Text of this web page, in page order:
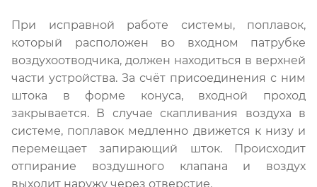
При исправной работе системы, поплавок,
который расположен во входном патрубке
воздухоотводчика, должен находиться в верхней
части устройства. За счёт присоединения с ним
штока в форме конуса, входной проход
закрывается. В случае скапливания воздуха в
системе, поплавок медленно движется к низу и
перемещает запирающий шток. Происходит
отпирание воздушного клапана и воздух
выходит наружу через отверстие.